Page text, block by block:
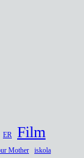
ER Film
Mother iskola